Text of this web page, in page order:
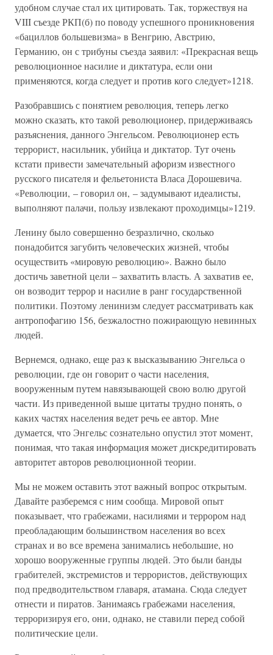
удобном случае стал их цитировать. Так, торжествуя на
VIII съезде РКП(б) по поводу успешного проникновения
«бациллов большевизма» в Венгрию, Австрию,
Германию, он с трибуны съезда заявил: «Прекрасная вещь
революционное насилие и диктатура, если они
применяются, когда следует и против кого следует»1218.
Разобравшись с понятием революция, теперь легко
можно сказать, кто такой революционер, придерживаясь
разъяснения, данного Энгельсом. Революционер есть
террорист, насильник, убийца и диктатор. Тут очень
кстати привести замечательный афоризм известного
русского писателя и фельетониста Власа Дорошевича.
«Революции, – говорил он, – задумывают идеалисты,
выполняют палачи, пользу извлекают проходимцы»1219.
Ленину было совершенно безразлично, сколько
понадобится загубить человеческих жизней, чтобы
осуществить «мировую революцию». Важно было
достичь заветной цели – захватить власть. А захватив ее,
он возводит террор и насилие в ранг государственной
политики. Поэтому ленинизм следует рассматривать как
антропофагию 156, безжалостно пожирающую невинных
людей.
Вернемся, однако, еще раз к высказыванию Энгельса о
революции, где он говорит о части населения,
вооруженным путем навязывающей свою волю другой
части. Из приведенной выше цитаты трудно понять, о
каких частях населения ведет речь ее автор. Мне
думается, что Энгельс сознательно опустил этот момент,
понимая, что такая информация может дискредитировать
авторитет авторов революционной теории.
Мы не можем оставить этот важный вопрос открытым.
Давайте разберемся с ним сообща. Мировой опыт
показывает, что грабежами, насилиями и террором над
преобладающим большинством населения во всех
странах и во все времена занимались небольшие, но
хорошо вооруженные группы людей. Это были банды
грабителей, экстремистов и террористов, действующих
под предводительством главаря, атамана. Сюда следует
отнести и пиратов. Занимаясь грабежами населения,
терроризируя его, они, однако, не ставили перед собой
политические цели.